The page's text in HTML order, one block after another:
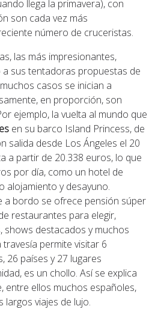
llega la primavera), con
son cada vez más
número de cruceristas.
las más impresionantes,
sus tentadoras propuestas de
casos se inician a
en proporción, son
ejemplo, la vuelta al mundo que
en su barco Island Princess, de
salida desde Los Ángeles el 20
a partir de 20.338 euros, lo que
por día, como un hotel de
alojamiento y desayuno.
a bordo se ofrece pensión súper
restaurantes para elegir,
shows destacados y muchos
permite visitar 6
26 países y 27 lugares
es un chollo. Así se explica
entre ellos muchos españoles,
largos viajes de lujo.